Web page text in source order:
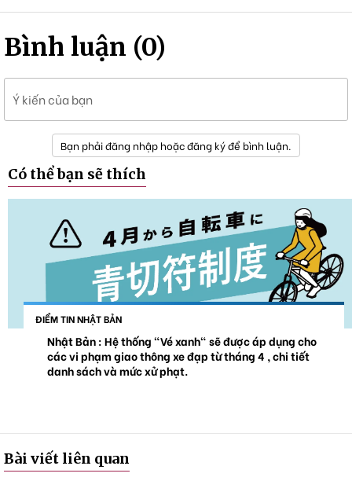
Bình luận (0)
Ý kiến của bạn
Bạn phải đăng nhập hoặc đăng ký để bình luận.
Có thể bạn sẽ thích
ĐIỂM TIN NHẬT BẢN
Nhật Bản : Hệ thống "Vé xanh" sẽ được áp dụng cho
các vi phạm giao thông xe đạp từ tháng 4 , chi tiết
danh sách và mức xử phạt.
Bài viết liên quan